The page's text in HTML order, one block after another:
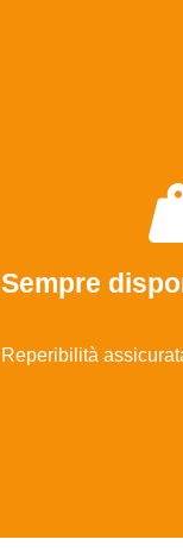
Sempre
Reperibilità